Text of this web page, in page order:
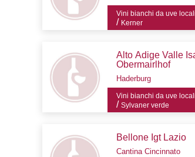
Vini bianchi da uve locali
/ Kerner
Alto Adige Valle
Obermairlhof
Haderburg
Vini bianchi da uve locali
/ Sylvaner verde
Bellone Igt Lazio
Cantina Cincinnato